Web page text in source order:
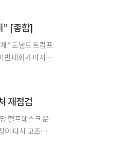
” [종합]
프
번 대화가 마지막
재점검
헬프데스크 운